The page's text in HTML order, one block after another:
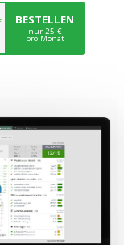
BESTELLEN
nur 25 €
pro Monat